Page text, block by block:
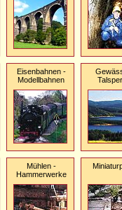
Eisenbahnen -
Modellbahnen
Mühlen -
Hammerwerke